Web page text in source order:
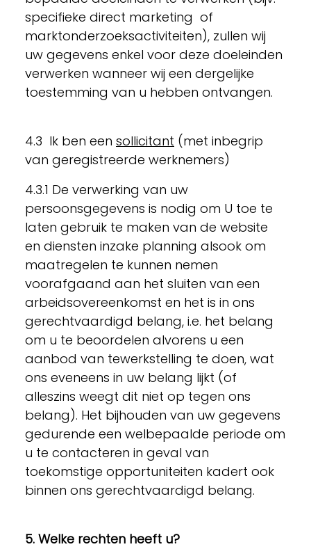
specifieke direct marketing of
marktonderzoeksactiviteiten), zullen wij
uw gegevens enkel voor deze doeleinden
verwerken wanneer wij een dergelijke
toestemming van u hebben ontvangen.
4.3 Ik ben een sollicitant (met inbegrip
van geregistreerde werknemers)
4.3.1 De verwerking van uw
persoonsgegevens is nodig om U toe te
laten gebruik te maken van de website
en diensten inzake planning alsook om
maatregelen te kunnen nemen
voorafgaand aan het sluiten van een
arbeidsovereenkomst en het is in ons
gerechtvaardigd belang, i.e. het belang
om u te beoordelen alvorens u een
aanbod van tewerkstelling te doen, wat
ons eveneens in uw belang lijkt (of
alleszins weegt dit niet op tegen ons
belang). Het bijhouden van uw gegevens
gedurende een welbepaalde periode om
u te contacteren in geval van
toekomstige opportuniteiten kadert ook
binnen ons gerechtvaardigd belang.
5. Welke rechten heeft u?